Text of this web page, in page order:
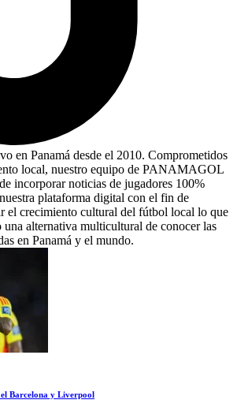
en Panamá desde el 2010. Comprometidos
local, nuestro equipo de PANAMAGOL
incorporar noticias de jugadores 100%
plataforma digital con el fin de
el crecimiento cultural del fútbol local lo que
alternativa multicultural de conocer las
en Panamá y el mundo.
Barcelona y Liverpool